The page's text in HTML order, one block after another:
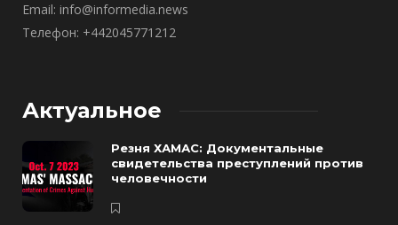
Email: info@informedia.news
Телефон: +442045771212
Актуальное
Резня ХАМАС: Документальные
свидетельства преступлений против
человечности